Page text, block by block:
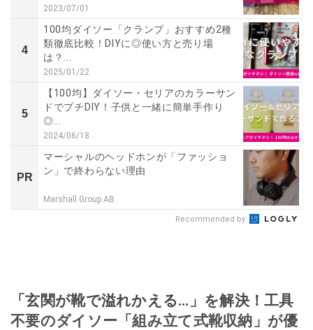
2023/07/01
4
100均ダイソー「クランプ」おすすめ2種
類徹底比較！DIYに◎使い方と売り場
は？...
2025/01/22
5
【100均】ダイソー・セリアのカラーサン
ドでプチDIY！子供と一緒に簡単手作り
◎...
2024/06/18
PR
マーシャルのヘッドホンが「ファッショ
ン」で終わらない理由
Marshall Group AB
Recommended by
「玄関が靴で溢れかえる…」を解決！工具
不要のダイソー「組み立て式靴収納」が優